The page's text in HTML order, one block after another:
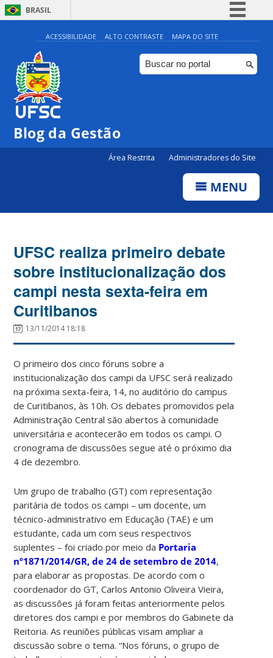
BRASIL
Simplifique!
Comunica BR
Participe
ACESSIBILIDADE ALTO CONTRASTE MAPA DO SITE
Blog da Gestão
Área Restrita Administradores do Site
MENU
UFSC realiza primeiro debate
sobre institucionalização dos
campi nesta sexta-feira em
Curitibanos
13/11/2014 18:18
O primeiro dos cinco fóruns sobre a
institucionalização dos campi da UFSC será realizado
na próxima sexta-feira, 14, no auditório do campus
de Curitibanos, às 10h. Os debates promovidos pela
Administração Central são abertos à comunidade
universitária e acontecerão em todos os campi. O
cronograma de discussões segue até o próximo dia
4 de dezembro.
Um grupo de trabalho (GT) com representação
paritária de todos os campi – um docente, um
técnico-administrativo em Educação (TAE) e um
estudante, cada um com seus respectivos
suplentes – foi criado por meio da Portaria
nº1871/2014/GR, de 24 de setembro de 2014,
para elaborar as propostas. De acordo com o
coordenador do GT, Carlos Antonio Oliveira Vieira,
as discussões já foram feitas anteriormente pelos
diretores dos campi e por membros do Gabinete da
Reitoria. As reuniões públicas visam ampliar a
discussão sobre o tema. “Nos fóruns, o grupo de